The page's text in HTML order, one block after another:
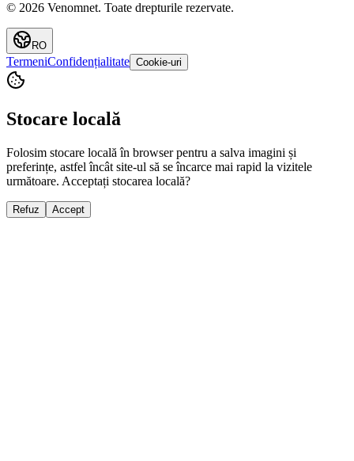
© 2026 Venomnet. Toate drepturile rezervate.
RO
TermeniConfidențialitate Cookie-uri
Stocare locală
Folosim stocare locală în browser pentru a salva imagini și
preferințe, astfel încât site-ul să se încarce mai rapid la vizitele
următoare. Acceptați stocarea locală?
Refuz Accept